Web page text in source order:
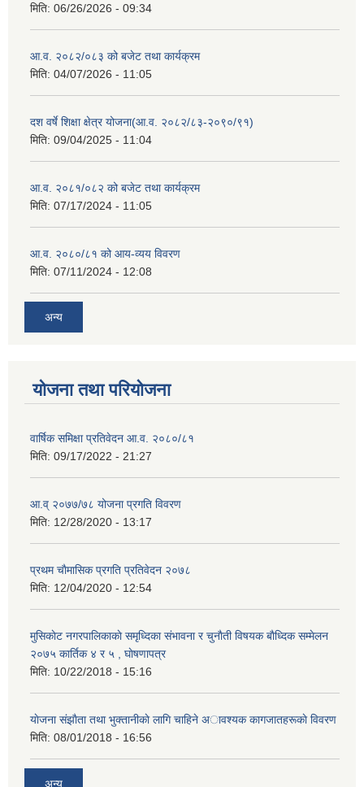
मिति: 06/26/2026 - 09:34
आ.व. २०८२/०८३ को बजेट तथा कार्यक्रम
मिति: 04/07/2026 - 11:05
दश वर्षे शिक्षा क्षेत्र योजना(आ.व. २०८२/८३-२०९०/९१)
मिति: 09/04/2025 - 11:04
आ.व. २०८१/०८२ को बजेट तथा कार्यक्रम
मिति: 07/17/2024 - 11:05
आ.व. २०८०/८१ को आय-व्यय विवरण
मिति: 07/11/2024 - 12:08
अन्य
योजना तथा परियोजना
वार्षिक समिक्षा प्रतिवेदन आ.व. २०८०/८१
मिति: 09/17/2022 - 21:27
आ.व् २०७७/७८ योजना प्रगति विवरण
मिति: 12/28/2020 - 13:17
प्रथम चाैमासिक प्रगति प्रतिवेदन २०७८
मिति: 12/04/2020 - 12:54
मुसिकाेट नगरपालिकाकाे समृध्दिका संभावना र चुनाैती विषयक बाैध्दिक सम्मेलन
२०७५ कार्तिक ४ र ५ , घाेषणापत्र
मिति: 10/22/2018 - 15:16
याेजना संझाैता तथा भुक्तानीकाे लागि चाहिने अावश्यक कागजातहरूकाे विवरण
मिति: 08/01/2018 - 16:56
अन्य